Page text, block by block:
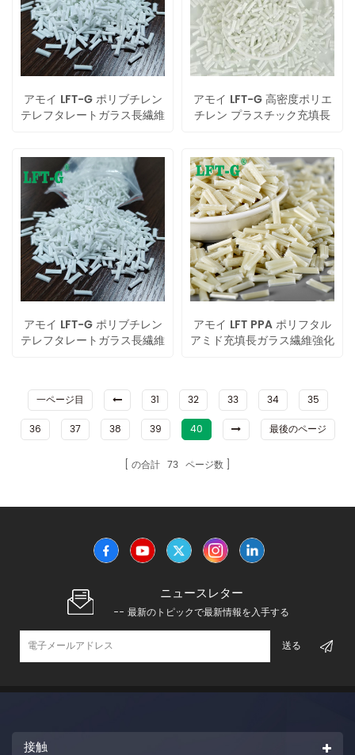
アモイ LFT-G ポリブチレン
テレフタレートガラス長繊維
アモイ LFT-G 高密度ポリエ
チレン プラスチック充填長
アモイ LFT-G ポリブチレン
テレフタレートガラス長繊維
アモイ LFT PPA ポリフタル
アミド充填長ガラス繊維強化
一ページ目 31 32 33 34
35
36
37 38 39 40 最後のページ
の合計 73 ページ数
ニュースレター
-- 最新のトピックで最新情報を入手する
接触